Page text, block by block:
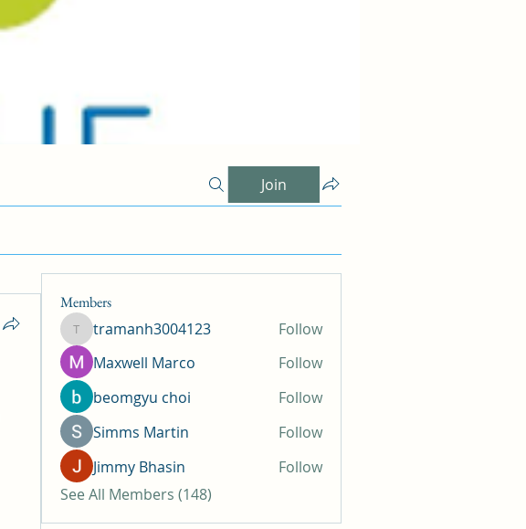
Join
Members
tramanh3004123
tramanh3004123
Follow
Maxwell Marco
Follow
beomgyu choi
Follow
Simms Martin
Follow
Jimmy Bhasin
Follow
See All Members (148)